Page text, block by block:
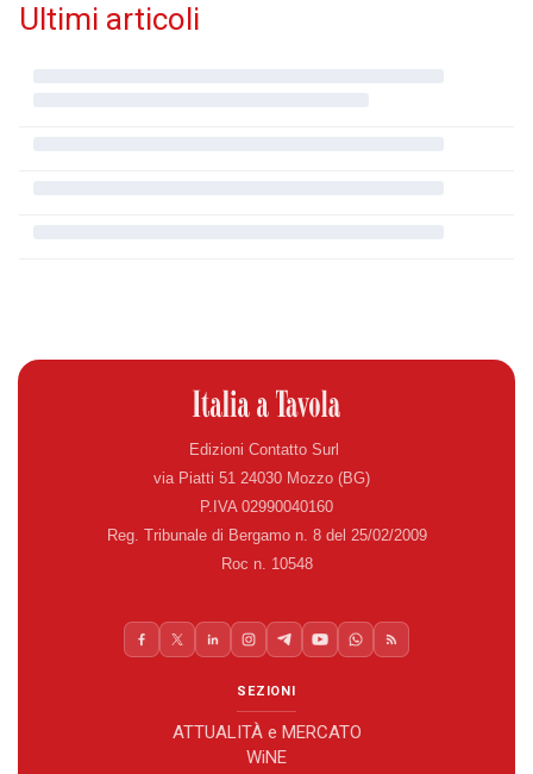
Ultimi articoli
Edizioni Contatto Surl
via Piatti 51 24030 Mozzo (BG)
P.IVA 02990040160
Reg. Tribunale di Bergamo n. 8 del 25/02/2009
Roc n. 10548
SEZIONI
ATTUALITÀ e MERCATO
WiNE